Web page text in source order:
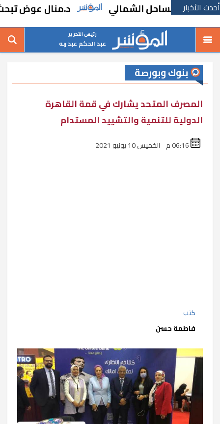
أحدث الأخبار
بالساحل الشمالي د.منال عوض تبحث
رئيس التحرير
عبد الحكم عبد ربه
بنوك وبورصة
المصرف المتحد يشارك في قمة القاهرة
الدولية للتنمية والتشييد المستدام
كتب
فاطمة حسن